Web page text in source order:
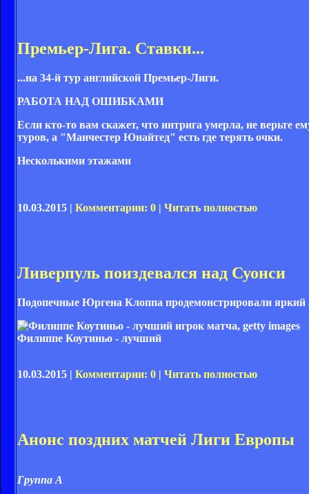
Премьер-Лига. Ставки...
...на 34-й тур английской Премьер-Лиги.
РАБОТА НАД ОШИБКАМИ
Если кто-то вам скажет, что интрига умерла, не верьте
туров, а "Манчестер Юнайтед" есть где терять очки.
Несколькими этажами
10.03.2015 | Комментарии: 0 | Читать полностью
Ливерпуль поиздевался над Суонси
Подопечные Юргена Клоппа продемонстрировали
Филиппе Коутиньо - лучший
10.03.2015 | Комментарии: 0 | Читать полностью
Анонс поздних матчей Лиги Европы
Группа А